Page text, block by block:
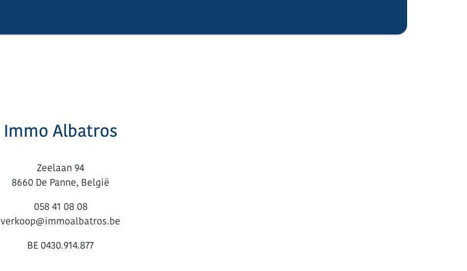
Immo Albatros
Zeelaan 94
8660 De Panne, België
058 41 08 08
verkoop@immoalbatros.be
BE 0430.914.877